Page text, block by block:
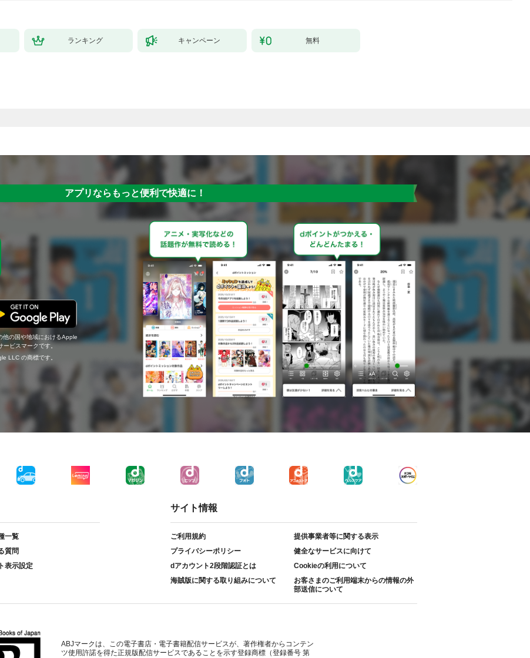
ランキング キャンペーン 無料
アプリならもっと便利で快適に！
の国や地域におけるApple
ビスマークです。
LLC の商標です。
一覧
質問
表示設定
サイト情報
ご利用規約
提供事業者等に関する表示
プライバシーポリシー
健全なサービスに向けて
dアカウント2段階認証とは
Cookieの利用について
海賊版に関する取り組みについて
お客さまのご利用端末からの情報の外
部送信について
ABJマークは、この電子書店・電子書籍配信サービスが、著作権者からコンテン
ツ使用許諾を得た正規版配信サービスであることを示す登録商標（登録番号 第